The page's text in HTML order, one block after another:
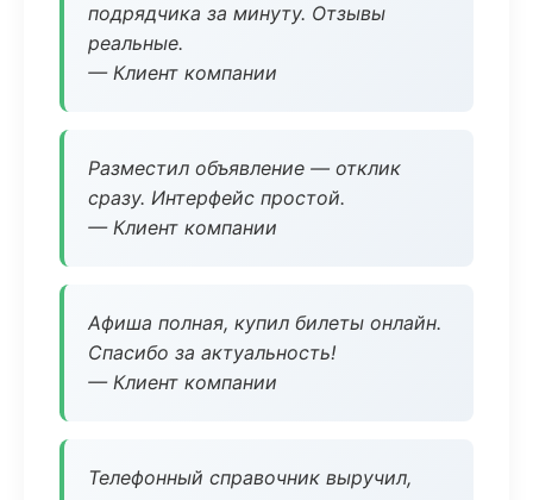
подрядчика за минуту. Отзывы
реальные.
— Клиент компании
Разместил объявление — отклик
сразу. Интерфейс простой.
— Клиент компании
Афиша полная, купил билеты онлайн.
Спасибо за актуальность!
— Клиент компании
Телефонный справочник выручил,